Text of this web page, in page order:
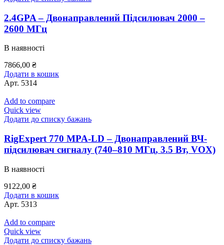
2.4GPA – Двонаправлений Підсилювач 2000 –
2600 МГц
В наявності
7866,00 ₴
Додати в кошик
Арт. 5314
Add to compare
Quick view
Додати до списку бажань
RigExpert 770 MPA-LD – Двонаправлений ВЧ-
підсилювач сигналу (740–810 МГц, 3.5 Вт, VOX)
В наявності
9122,00 ₴
Додати в кошик
Арт. 5313
Add to compare
Quick view
Додати до списку бажань